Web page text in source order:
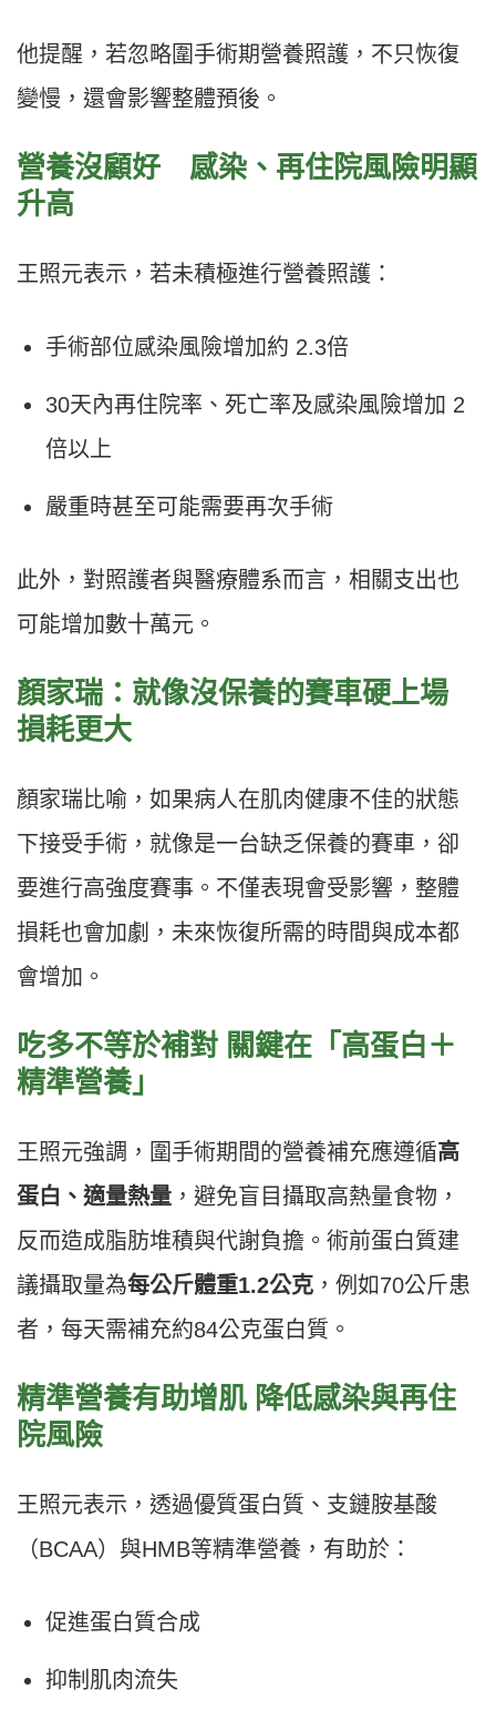
他提醒，若忽略圍手術期營養照護，不只恢復
變慢，還會影響整體預後。
營養沒顧好 感染、再住院風險明顯
升高
王照元表示，若未積極進行營養照護：
手術部位感染風險增加約 2.3倍
30天內再住院率、死亡率及感染風險增加 2
倍以上
嚴重時甚至可能需要再次手術
此外，對照護者與醫療體系而言，相關支出也
可能增加數十萬元。
顏家瑞：就像沒保養的賽車硬上場
損耗更大
顏家瑞比喻，如果病人在肌肉健康不佳的狀態
下接受手術，就像是一台缺乏保養的賽車，卻
要進行高強度賽事。不僅表現會受影響，整體
損耗也會加劇，未來恢復所需的時間與成本都
會增加。
吃多不等於補對 關鍵在「高蛋白＋
精準營養」
王照元強調，圍手術期間的營養補充應遵循高
蛋白、適量熱量 ，避免盲目攝取高熱量食物，
反而造成脂肪堆積與代謝負擔。術前蛋白質建
議攝取量為每公斤體重1.2公克 ，例如70公斤患
者，每天需補充約84公克蛋白質。
精準營養有助增肌 降低感染與再住
院風險
王照元表示，透過優質蛋白質、支鏈胺基酸
（BCAA）與HMB等精準營養，有助於：
促進蛋白質合成
抑制肌肉流失